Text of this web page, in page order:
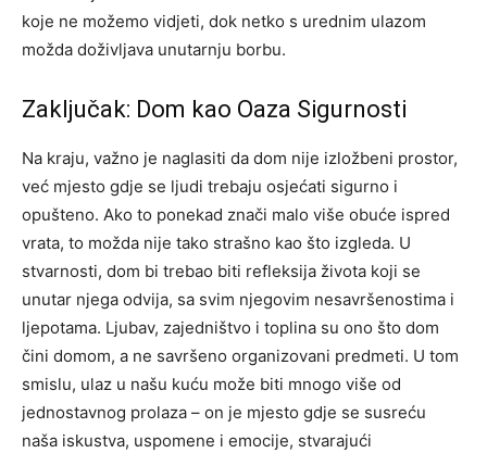
koje ne možemo vidjeti, dok netko s urednim ulazom
možda doživljava unutarnju borbu.
Zaključak: Dom kao Oaza Sigurnosti
Na kraju, važno je naglasiti da dom nije izložbeni prostor,
već mjesto gdje se ljudi trebaju osjećati sigurno i
opušteno. Ako to ponekad znači malo više obuće ispred
vrata, to možda nije tako strašno kao što izgleda. U
stvarnosti, dom bi trebao biti refleksija života koji se
unutar njega odvija, sa svim njegovim nesavršenostima i
ljepotama. Ljubav, zajedništvo i toplina su ono što dom
čini domom, a ne savršeno organizovani predmeti. U tom
smislu, ulaz u našu kuću može biti mnogo više od
jednostavnog prolaza – on je mjesto gdje se susreću
naša iskustva, uspomene i emocije, stvarajući